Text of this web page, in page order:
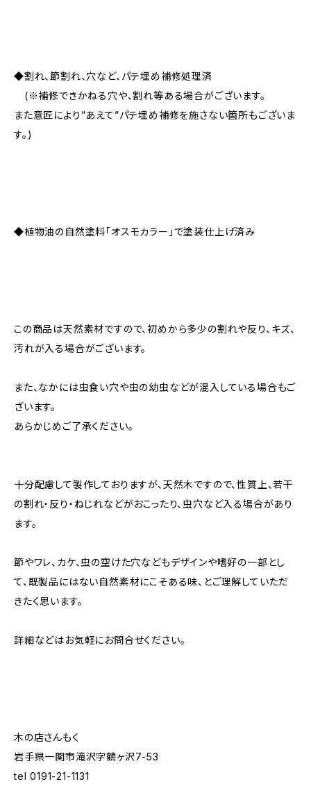
◆割れ、節割れ、穴など、パテ埋め補修処理済
(※補修できかねる穴や、割れ等ある場合がございます。
また意匠により”あえて”パテ埋め補修を施さない箇所もございま
す。)
◆植物油の自然塗料「オスモカラー」で塗装仕上げ済み
この商品は天然素材ですので、初めから多少の割れや反り、キズ、
汚れが入る場合がございます。
また、なかには虫食い穴や虫の幼虫などが混入している場合もご
ざいます。
あらかじめご了承ください。
十分配慮して製作しておりますが、天然木ですので、性質上、若干
の割れ・反り・ねじれなどがおこったり、虫穴など入る場合があり
ます。
節やワレ、カケ、虫の空けた穴などもデザインや嗜好の一部とし
て、既製品にはない自然素材にこそある味、とご理解していただ
きたく思います。
詳細などはお気軽にお問合せください。
木の店さんもく
岩手県一関市滝沢字鶴ヶ沢7-53
tel 0191-21-1131